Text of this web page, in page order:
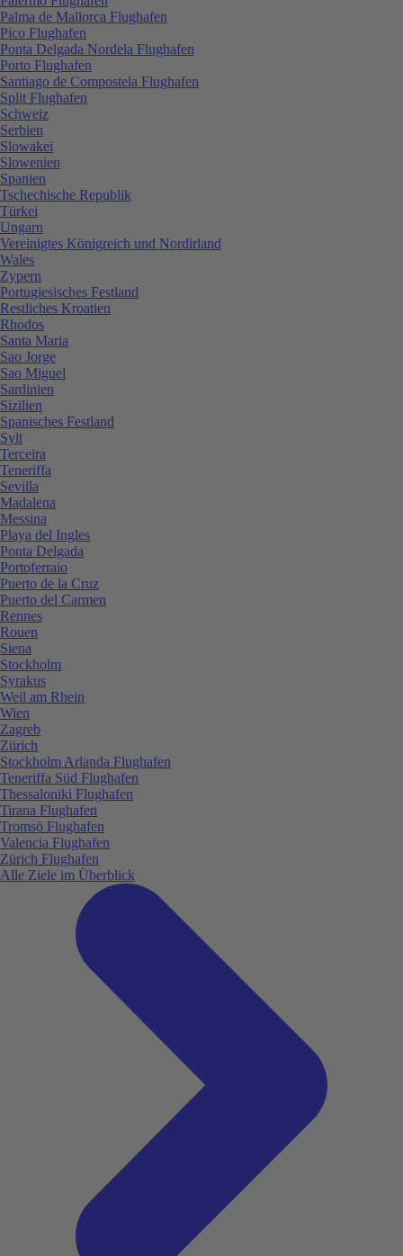
Palma de Mallorca Flughafen
Pico Flughafen
Ponta Delgada Nordela Flughafen
Porto Flughafen
Santiago de Compostela Flughafen
Split Flughafen
Schweiz
Serbien
Slowakei
Slowenien
Spanien
Tschechische Republik
Türkei
Ungarn
Vereinigtes Königreich und Nordirland
Wales
Zypern
Portugiesisches Festland
Restliches Kroatien
Rhodos
Santa Maria
Sao Jorge
Sao Miguel
Sardinien
Sizilien
Spanisches Festland
Sylt
Terceira
Teneriffa
Sevilla
Madalena
Messina
Playa del Ingles
Ponta Delgada
Portoferraio
Puerto de la Cruz
Puerto del Carmen
Rennes
Rouen
Siena
Stockholm
Syrakus
Weil am Rhein
Wien
Zagreb
Zürich
Stockholm Arlanda Flughafen
Teneriffa Süd Flughafen
Thessaloniki Flughafen
Tirana Flughafen
Tromsö Flughafen
Valencia Flughafen
Zürich Flughafen
Alle Ziele im Überblick